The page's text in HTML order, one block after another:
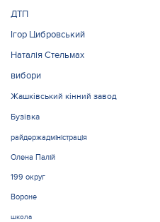
ДТП
Ігор Цибровський
Наталія Стельмах
вибори
Жашківський кінний завод
Бузівка
райдержадміністрація
Олена Палій
199 округ
Вороне
школа